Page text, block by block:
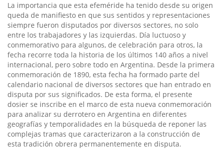
La importancia que esta efeméride ha tenido desde su origen
queda de manifiesto en que sus sentidos y representaciones
siempre fueron disputados por diversos sectores, no solo
entre los trabajadores y las izquierdas. Día luctuoso y
conmemorativo para algunos, de celebración para otros, la
fecha recorre toda la historia de los últimos 140 años a nivel
internacional, pero sobre todo en Argentina. Desde la primera
conmemoración de 1890, esta fecha ha formado parte del
calendario nacional de diversos sectores que han entrado en
disputa por sus significados. De esta forma, el presente
dosier se inscribe en el marco de esta nueva conmemoración
para analizar su derrotero en Argentina en diferentes
geografías y temporalidades en la búsqueda de reponer las
complejas tramas que caracterizaron a la construcción de
esta tradición obrera permanentemente en disputa.